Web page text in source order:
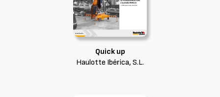
Quick up
Haulotte Ibérica, S.L.